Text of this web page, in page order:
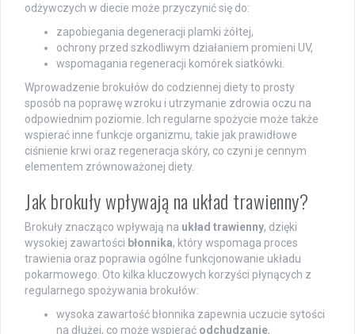
odżywczych w diecie może przyczynić się do:
zapobiegania degeneracji plamki żółtej,
ochrony przed szkodliwym działaniem promieni UV,
wspomagania regeneracji komórek siatkówki.
Wprowadzenie brokułów do codziennej diety to prosty
sposób na poprawę wzroku i utrzymanie zdrowia oczu na
odpowiednim poziomie. Ich regularne spożycie może także
wspierać inne funkcje organizmu, takie jak prawidłowe
ciśnienie krwi oraz regeneracja skóry, co czyni je cennym
elementem zrównoważonej diety.
Jak brokuły wpływają na układ trawienny?
Brokuły znacząco wpływają na układ trawienny, dzięki
wysokiej zawartości błonnika, który wspomaga proces
trawienia oraz poprawia ogólne funkcjonowanie układu
pokarmowego. Oto kilka kluczowych korzyści płynących z
regularnego spożywania brokułów:
wysoka zawartość błonnika zapewnia uczucie sytości
na dłużej, co może wspierać odchudzanie,